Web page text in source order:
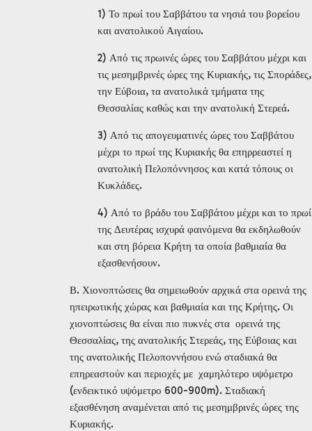
1) Το πρωί του Σαββάτου τα νησιά του βορείου
και ανατολικού Αιγαίου.
2) Από τις πρωινές ώρες του Σαββάτου μέχρι και
τις μεσημβρινές ώρες της Κυριακής, τις Σποράδες,
την Εύβοια, τα ανατολικά τμήματα της
Θεσσαλίας καθώς και την ανατολική Στερεά.
3) Από τις απογευματινές ώρες του Σαββάτου
μέχρι το πρωί της Κυριακής θα επηρρεαστεί η
ανατολική Πελοπόννησος και κατά τόπους οι
Κυκλάδες.
4) Από το βράδυ του Σαββάτου μέχρι και το πρωί
της Δευτέρας ισχυρά φαινόμενα θα εκδηλωθούν
και στη βόρεια Κρήτη τα οποία βαθμιαία θα
εξασθενήσουν.
Β. Χιονοπτώσεις θα σημειωθούν αρχικά στα ορεινά της
ηπειρωτικής χώρας και βαθμιαία και της Κρήτης. Οι
χιονοπτώσεις θα είναι πιο πυκνές στα ορεινά της
Θεσσαλίας, της ανατολικής Στερεάς, της Εύβοιας και
της ανατολικής Πελοποννήσου ενώ σταδιακά θα
επηρεαστούν και περιοχές με χαμηλότερο υψόμετρο
(ενδεικτικό υψόμετρο 600-900m). Σταδιακή
εξασθένηση αναμένεται από τις μεσημβρινές ώρες της
Κυριακής.